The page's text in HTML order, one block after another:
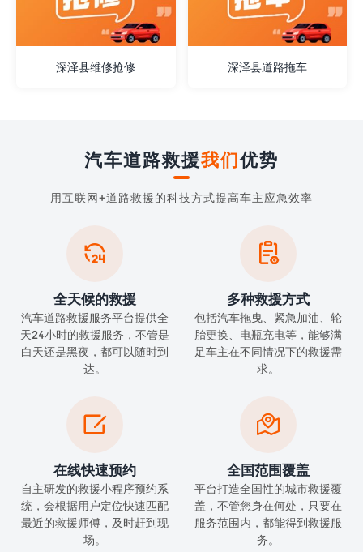
深泽县维修抢修 深泽县道路拖车
汽车道路救援我们优势
用互联网+道路救援的科技方式提高车主应急效率

全天候的救援
汽车道路救援服务平台提供全
天24小时的救援服务，不管是
白天还是黑夜，都可以随时到
达。

多种救援方式
包括汽车拖曳、紧急加油、轮
胎更换、电瓶充电等，能够满
足车主在不同情况下的救援需
求。

在线快速预约
自主研发的救援小程序预约系
统，会根据用户定位快速匹配
最近的救援师傅，及时赶到现
场。

全国范围覆盖
平台打造全国性的城市救援覆
盖，不管您身在何处，只要在
服务范围内，都能得到救援服
务。